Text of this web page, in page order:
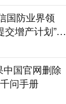
国防业界领
增产计划”，
国官网删除
问手册